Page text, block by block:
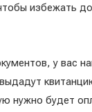
избежать
у вас
нужно будет